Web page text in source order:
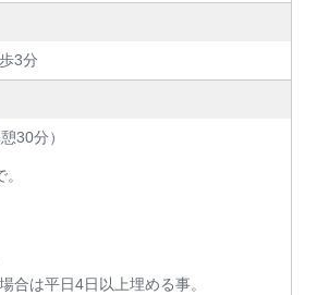
3分
30分）
合は平日4日以上埋める事。